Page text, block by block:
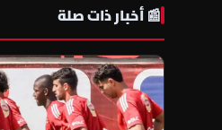
📰 أخبار ذات صلة